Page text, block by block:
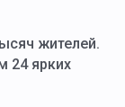
жителей.
24 ярких